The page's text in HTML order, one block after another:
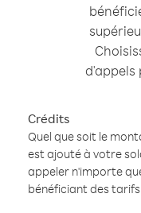
d'appels
Crédits
Quel que soit le
est ajouté à votre
appeler n'importe
bénéficiant des